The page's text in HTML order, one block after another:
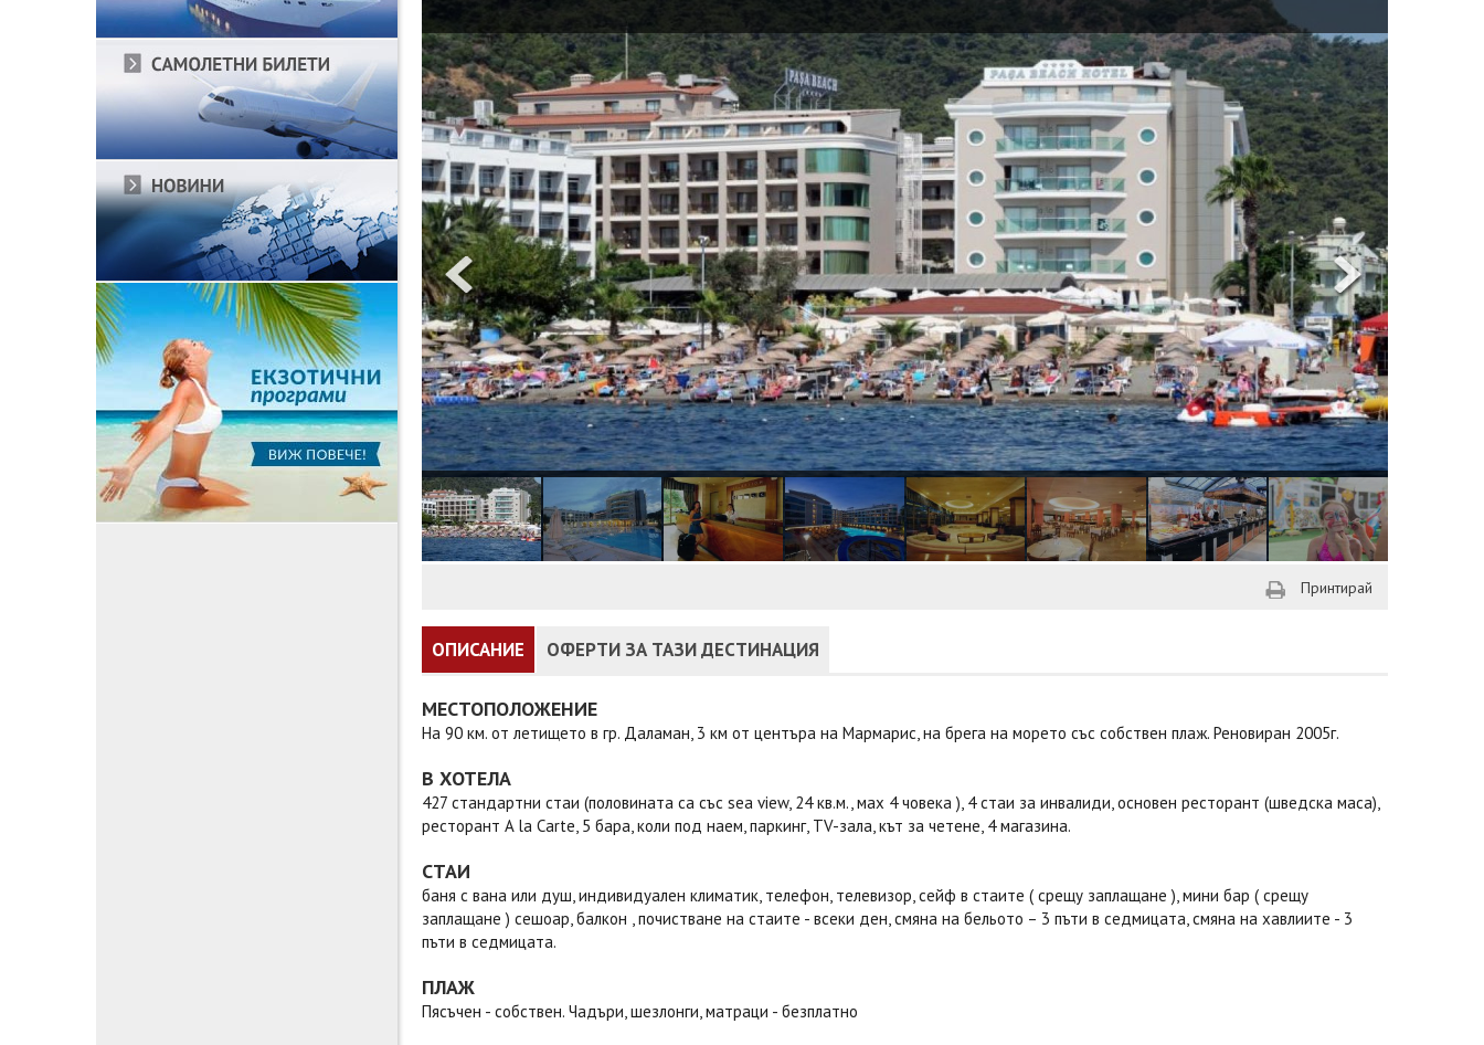
Принтирай
ОПИСАНИЕ ОФЕРТИ ЗА ТАЗИ ДЕСТИНАЦИЯ
МЕСТОПОЛОЖЕНИЕ
На 90 км. от летището в гр. Даламан, 3 км от центъра на Мармарис, на брега на морето със собствен плаж. Реновиран 2005г.
В ХОТЕЛА
427 стандартни стаи (половината са със sea view, 24 кв.м., маx 4 човека ), 4 стаи за инвалиди, основен ресторант (шведска маса),
ресторант A la Carte, 5 бара, коли под наем, паркинг, ТV-зала, кът за четене, 4 магазина.
СТАИ
баня с вана или душ, индивидуален климатик, телефон, телевизор, сейф в стаите ( срещу заплащане ), мини бар ( срещу
заплащане ) сешоар, балкон , почистване на стаите - всеки ден, смяна на бельото – 3 пъти в седмицата, смяна на хавлиите - 3
пъти в седмицата.
ПЛАЖ
Пясъчен - собствен. Чадъри, шезлонги, матраци - безплатно